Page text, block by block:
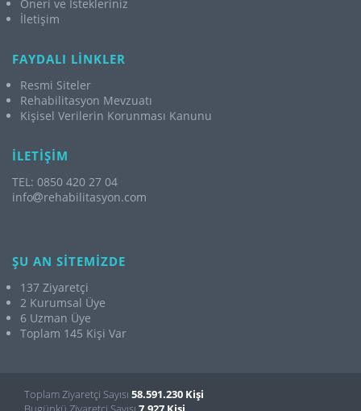
Öneri ve İstekleriniz
İletişim
FAYDALI LİNKLER
Resmi Siteler
Rehabilitasyon Mevzuatı
Kişisel Verilerin Korunması Kanunu
İLETİŞİM
TEL: 0850 420 27 04
info
rehabilitasyon.com
ŞU AN SİTEMİZDE
137 Ziyaretçi
2 Kurumsal Üye
6 Uzman Üye
Toplam 145 Kişi Var
Toplam Ziyaretçi Sayısı 58.591.230 Kişi